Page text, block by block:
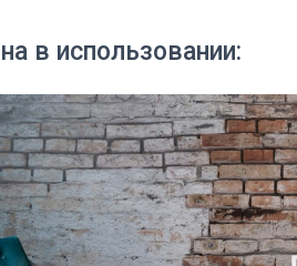
в использовании: